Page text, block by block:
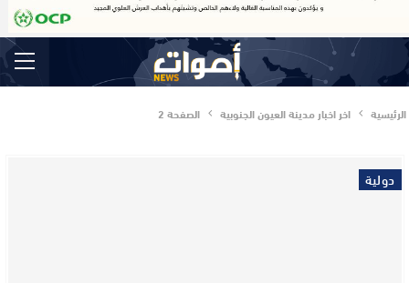
الرئيسية اخر اخبار مدينة العيون الجنوبية الصفحة 2
دولية